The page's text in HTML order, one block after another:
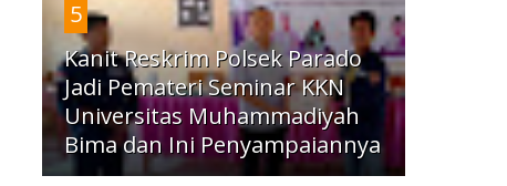
5
Kanit Reskrim Polsek Parado
Jadi Pemateri Seminar KKN
Universitas Muhammadiyah
Bima dan Ini Penyampaiannya